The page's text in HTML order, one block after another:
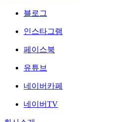
블로그
인스타그램
페이스북
유튜브
네이버카페
네이버TV